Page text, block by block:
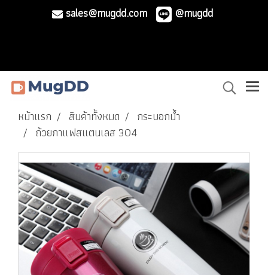
sales@mugdd.com @mugdd
หน้าแรก สินค้าทั้งหมด
กระบอกน้ำ
ถ้วยกาแฟสแตนเลส 304